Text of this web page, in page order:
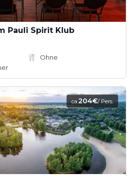
Pauli Spirit Klub
Ohne
ca.204€/ Pers.